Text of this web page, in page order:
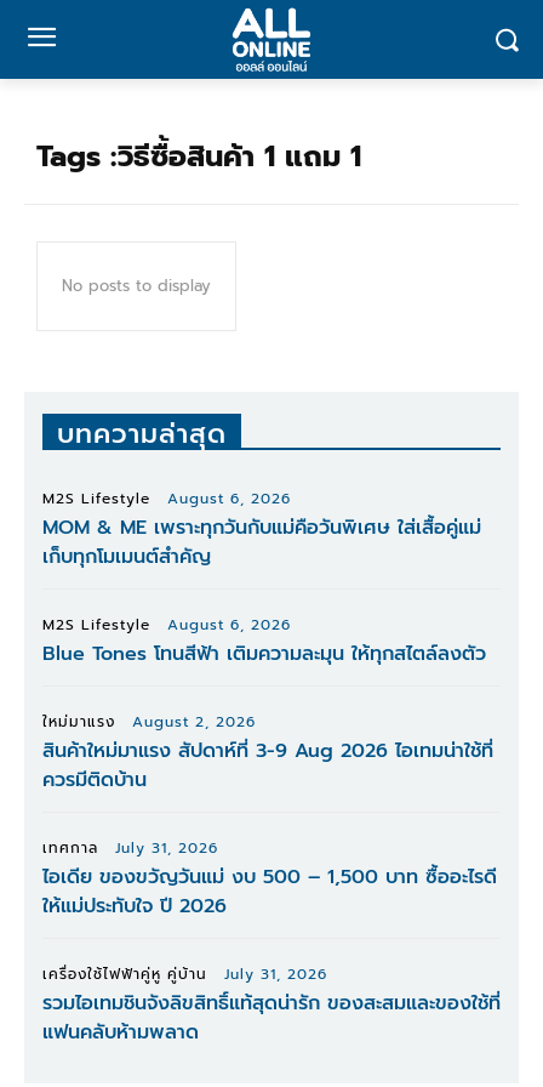
Tags :วิธีซื้อสินค้า 1 แถม 1
No posts to display
บทความล่าสุด
M2S Lifestyle August 6, 2026
MOM & ME เพราะทุกวันกับแม่คือวันพิเศษ ใส่เสื้อคู่แม่
เก็บทุกโมเมนต์สำคัญ
M2S Lifestyle August 6, 2026
Blue Tones โทนสีฟ้า เติมความละมุน ให้ทุกสไตล์ลงตัว
ใหม่มาแรง August 2, 2026
สินค้าใหม่มาแรง สัปดาห์ที่ 3-9 Aug 2026 ไอเทมน่าใช้ที่
ควรมีติดบ้าน
เทศกาล July 31, 2026
ไอเดีย ของขวัญวันแม่ งบ 500 – 1,500 บาท ซื้ออะไรดี
ให้แม่ประทับใจ ปี 2026
เครื่องใช้ไฟฟ้าคู่หู คู่บ้าน July 31, 2026
รวมไอเทมชินจังลิขสิทธิ์แท้สุดน่ารัก ของสะสมและของใช้ที่
แฟนคลับห้ามพลาด